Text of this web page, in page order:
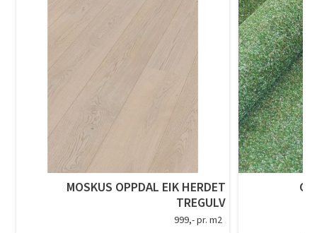
MOSKUS OPPDAL EIK HERDET
TREGULV
999,- pr. m2